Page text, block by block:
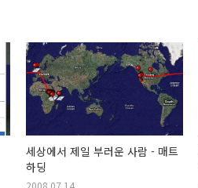
세상에서 제일 부러운 사람 - 매트
하딩